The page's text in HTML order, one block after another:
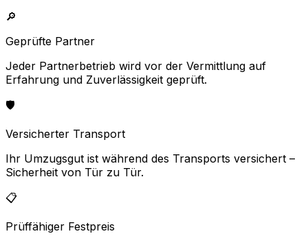
🔎
Geprüfte Partner
Jeder Partnerbetrieb wird vor der Vermittlung auf
Erfahrung und Zuverlässigkeit geprüft.
🛡️
Versicherter Transport
Ihr Umzugsgut ist während des Transports versichert –
Sicherheit von Tür zu Tür.
📋
Prüffähiger Festpreis